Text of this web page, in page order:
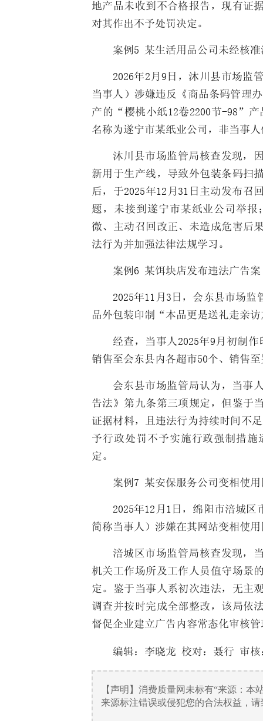
地产品未收到不合格报告，现有证
对其作出不予处罚决定。
案例5 某生活用品公司未经核
2026年2月9日，沐川县市场监
当事人）涉嫌违反《商品条码管理
产的“樱桃小纸12卷2200节-98”产
名称为遂宁市某纸业公司，非当事
沐川县市场监管局核查发现，
新用于生产线，导致外包装条码扫
后，于2025年12月31日主动发布
题，未接到遂宁市某纸业公司举
微、主动召回改正、未造成危害后
法行为并加强法律法规学习。
案例6 某饵块店发布违法广告案
2025年11月3日，会东县市场
品外包装印制“本品更是送礼走亲
经查，当事人2025年9月初制
销售至会东县内各超市50个、销售
会东县市场监管局认为，当事
告法》第九条第三项规定，但鉴于
证据材料，且违法行为持续时间不
予行政处罚不予实施行政强制措
定。
案例7 某安保服务公司变相使
2025年12月1日，绵阳市涪城
简称当事人）涉嫌在其网站变相使
涪城区市场监管局核查发现，
机关工作场所及工作人员值守场景
定。鉴于当事人系初次违法，无主
调查并按时完成全部整改，该局依
督促企业建立广告内容常态化审核
编辑： 李晓龙 校对：聂行 审核
【声明】消费质量网未标有“来源：
来源标注错误或侵犯您的合法权益，